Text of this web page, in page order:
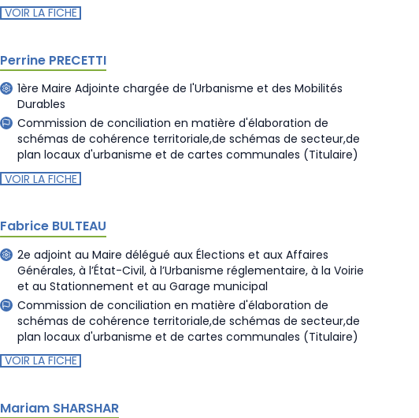
VOIR LA FICHE
Perrine PRECETTI
1ère Maire Adjointe chargée de l'Urbanisme et des Mobilités
Durables
Commission de conciliation en matière d'élaboration de
schémas de cohérence territoriale,de schémas de secteur,de
plan locaux d'urbanisme et de cartes communales (Titulaire)
VOIR LA FICHE
Fabrice BULTEAU
2e adjoint au Maire délégué aux Élections et aux Affaires
Générales, à l’État-Civil, à l’Urbanisme réglementaire, à la Voirie
et au Stationnement et au Garage municipal
Commission de conciliation en matière d'élaboration de
schémas de cohérence territoriale,de schémas de secteur,de
plan locaux d'urbanisme et de cartes communales (Titulaire)
VOIR LA FICHE
Mariam SHARSHAR